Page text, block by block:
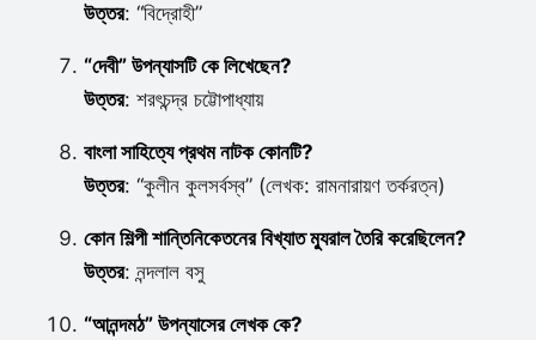
উত্তর: “বিদ্রোহী”
“দেবী” উপন্যাসটি কে লিখেছেন?
উত্তর: শরৎচন্দ্র চট্টোপাধ্যায়
বাংলা সাহিত্যে প্রথম নাটক কোনটি?
উত্তর: “কুলীন কুলসর্বস্ব” (লেখক: রামনারায়ণ তর্করত্ন)
কোন শিল্পী শান্তিনিকেতনের বিখ্যাত ম্যুরাল তৈরি করেছিলেন?
উত্তর: নন্দলাল বসু
“আনন্দমঠ” উপন্যাসের লেখক কে?